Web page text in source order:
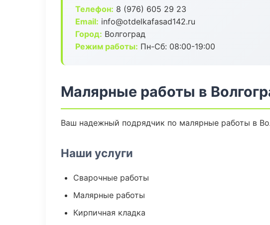
Телефон: 8 (976) 605 29 23
Email: info@otdelkafasad142.ru
Город: Волгоград
Режим работы: Пн-Сб: 08:00-19:00
Малярные работы в
Ваш надежный подрядчик по малярные работы в
Наши услуги
Сварочные работы
Малярные работы
Кирпичная кладка